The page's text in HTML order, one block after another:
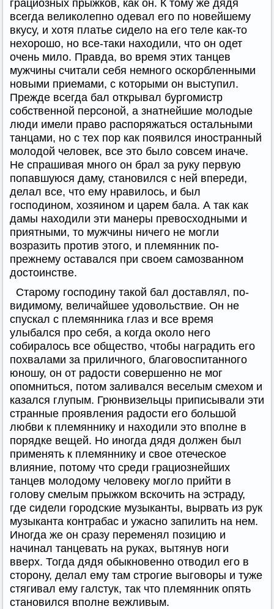
грациозных прыжков, как он. К тому же дядя
всегда великолепно одевал его по новейшему
вкусу, и хотя платье сидело на его теле как-то
нехорошо, но все-таки находили, что он одет
очень мило. Правда, во время этих танцев
мужчины считали себя немного оскорбленными
новыми приемами, с которыми он выступил.
Прежде всегда бал открывал бургомистр
собственной персоной, а знатнейшие молодые
люди имели право распоряжаться остальными
танцами, но с тех пор как появился иностранный
молодой человек, все это было совсем иначе.
Не спрашивая много он брал за руку первую
попавшуюся даму, становился с ней впереди,
делал все, что ему нравилось, и был
господином, хозяином и царем бала. А так как
дамы находили эти манеры превосходными и
приятными, то мужчины ничего не могли
возразить против этого, и племянник по-
прежнему оставался при своем самозванном
достоинстве.
Старому господину такой бал доставлял, по-
видимому, величайшее удовольствие. Он не
спускал с племянника глаз и все время
улыбался про себя, а когда около него
собиралось все общество, чтобы наградить его
похвалами за приличного, благовоспитанного
юношу, он от радости совершенно не мог
опомниться, потом заливался веселым смехом и
казался глупым. Грюнвизельцы приписывали эти
странные проявления радости его большой
любви к племяннику и находили это вполне в
порядке вещей. Но иногда дядя должен был
применять к племяннику и свое отеческое
влияние, потому что среди грациознейших
танцев молодому человеку могло прийти в
голову смелым прыжком вскочить на эстраду,
где сидели городские музыканты, вырвать из рук
музыканта контрабас и ужасно запилить на нем.
Иногда же он сразу переменял позицию и
начинал танцевать на руках, вытянув ноги
вверх. Тогда дядя обыкновенно отводил его в
сторону, делал ему там строгие выговоры и туже
стягивал ему галстук, так что племянник опять
становился вполне вежливым.